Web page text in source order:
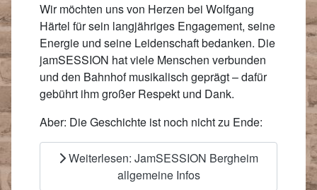
Wir möchten uns von Herzen bei Wolfgang
Härtel für sein langjähriges Engagement, seine
Energie und seine Leidenschaft bedanken. Die
jamSESSION hat viele Menschen verbunden
und den Bahnhof musikalisch geprägt – dafür
gebührt ihm großer Respekt und Dank.
Aber: Die Geschichte ist noch nicht zu Ende:
Weiterlesen: JamSESSION Bergheim
allgemeine Infos